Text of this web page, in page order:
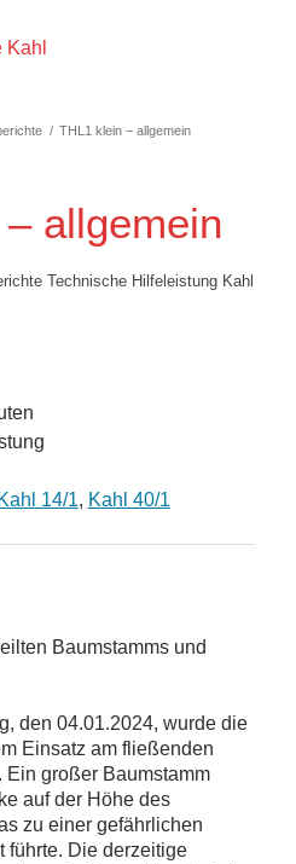
/ THL1 klein – allgemein
allgemein
Technische Hilfeleistung Kahl
Kahl 14/1, Kahl 40/1
Baumstamms und
den 04.01.2024, wurde die
Einsatz am fließenden
großer Baumstamm
auf der Höhe des
zu einer gefährlichen
führte. Die derzeitige